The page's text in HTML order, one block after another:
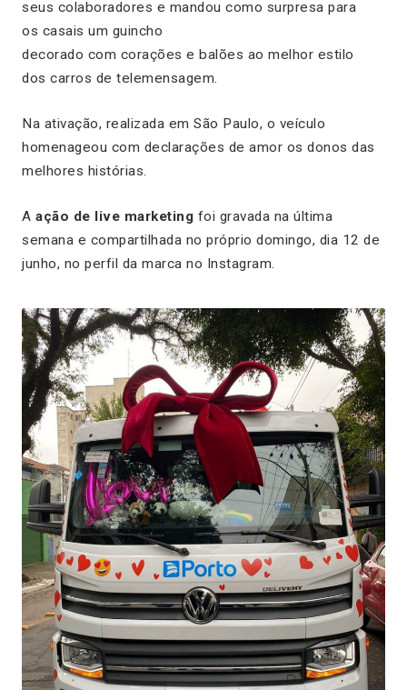
seus colaboradores e mandou como surpresa para
os casais um guincho
decorado com corações e balões ao melhor estilo
dos carros de telemensagem.
Na ativação, realizada em São Paulo, o veículo
homenageou com declarações de amor os donos das
melhores histórias.
A ação de live marketing foi gravada na última
semana e compartilhada no próprio domingo, dia 12 de
junho, no perfil da marca no Instagram.